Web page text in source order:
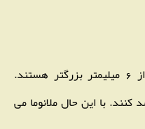
قطر: قطر خال های ملانوما معمولاً از 6 میلیمتر بزرگتر هستند.
با این حال ملانوما می